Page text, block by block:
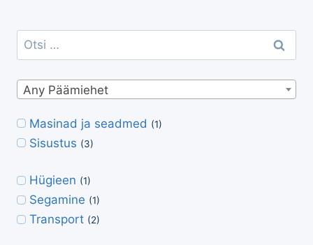
Otsi:
Any Päämiehet
Masinad ja seadmed (1)
Sisustus (3)
Hügieen (1)
Segamine (1)
Transport (2)